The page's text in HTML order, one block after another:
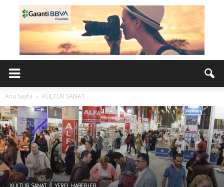
Ana Sayfa KÜLTÜR SANAT
KÜLTÜR SANAT YEREL HABERLER